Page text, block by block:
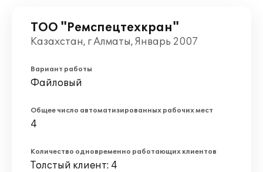
ТОО "Ремспецтехкран"
Казахстан, г Алматы, Январь 2007
Вариант работы
Файловый
Общее число автоматизированных рабочих мест
4
Количество одновременно работающих клиентов
Толстый клиент: 4